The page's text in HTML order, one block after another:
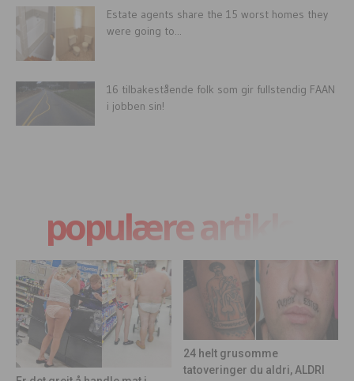
Estate agents share the 15 worst homes they
were going to...
16 tilbakestående folk som gir fullstendig FAAN
i jobben sin!
populære artikler
24 helt grusomme
tatoveringer du aldri, ALDRI